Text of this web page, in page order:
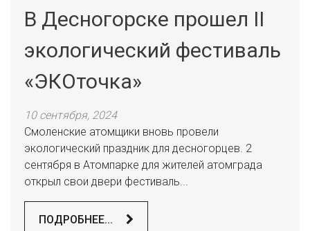
В Десногорске прошел II
экологический фестиваль
«ЭКОточка»
10 сентября, 2024
Смоленские атомщики вновь провели
экологический праздник для десногорцев. 2
сентября в Атомпарке для жителей атомграда
открыл свои двери фестиваль...
ПОДРОБНЕЕ...